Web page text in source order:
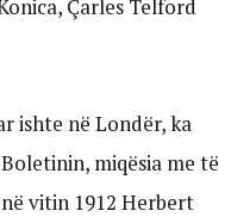
Çarles Telford
ishte në Londër, ka
miqësia me të
vitin 1912 Herbert